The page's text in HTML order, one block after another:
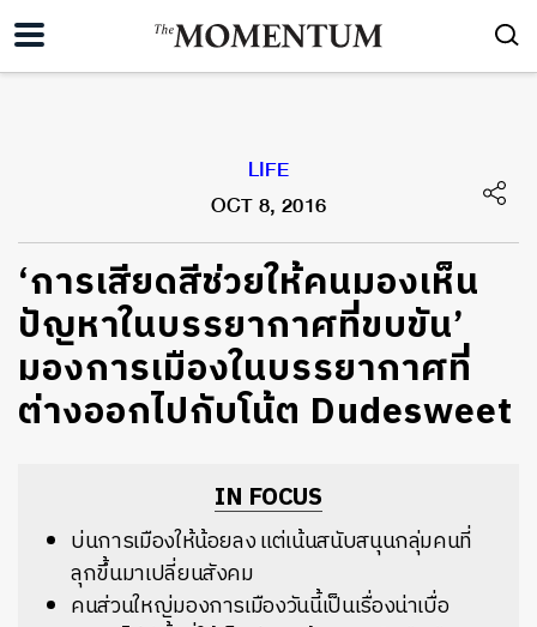
LIFE
OCT 8, 2016
‘การเสียดสีช่วยให้คนมองเห็น
ปัญหาในบรรยากาศที่ขบขัน’
มองการเมืองในบรรยากาศที่
ต่างออกไปกับโน้ต Dudesweet
IN FOCUS
บ่นการเมืองให้น้อยลง แต่เน้นสนับสนุนกลุ่มคนที่
ลุกขึ้นมาเปลี่ยนสังคม
คนส่วนใหญ่มองการเมืองวันนี้เป็นเรื่องน่าเบื่อ